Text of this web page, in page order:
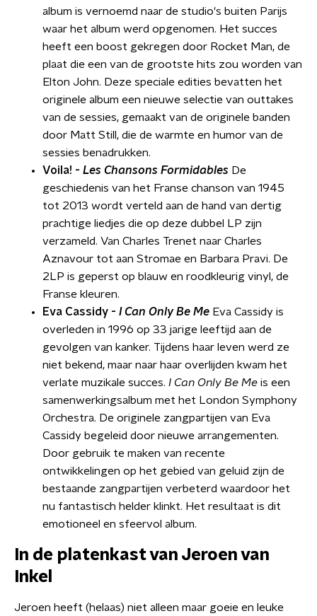
album is vernoemd naar de studio's buiten Parijs
waar het album werd opgenomen. Het succes
heeft een boost gekregen door Rocket Man, de
plaat die een van de grootste hits zou worden van
Elton John. Deze speciale edities bevatten het
originele album een nieuwe selectie van outtakes
van de sessies, gemaakt van de originele banden
door Matt Still, die de warmte en humor van de
sessies benadrukken.
Voila! - Les Chansons Formidables De
geschiedenis van het Franse chanson van 1945
tot 2013 wordt verteld aan de hand van dertig
prachtige liedjes die op deze dubbel LP zijn
verzameld. Van Charles Trenet naar Charles
Aznavour tot aan Stromae en Barbara Pravi. De
2LP is geperst op blauw en roodkleurig vinyl, de
Franse kleuren.
Eva Cassidy - I Can Only Be Me Eva Cassidy is
overleden in 1996 op 33 jarige leeftijd aan de
gevolgen van kanker. Tijdens haar leven werd ze
niet bekend, maar naar haar overlijden kwam het
verlate muzikale succes. I Can Only Be Me is een
samenwerkingsalbum met het London Symphony
Orchestra. De originele zangpartijen van Eva
Cassidy begeleid door nieuwe arrangementen.
Door gebruik te maken van recente
ontwikkelingen op het gebied van geluid zijn de
bestaande zangpartijen verbeterd waardoor het
nu fantastisch helder klinkt. Het resultaat is dit
emotioneel en sfeervol album.
In de platenkast van Jeroen van
Inkel
Jeroen heeft (helaas) niet alleen maar goeie en leuke